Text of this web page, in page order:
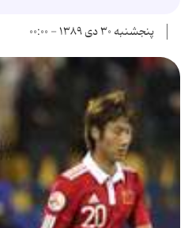
پنجشنبه ۳۰ دی ۱۳۸۹ - ۰۰:۰۰